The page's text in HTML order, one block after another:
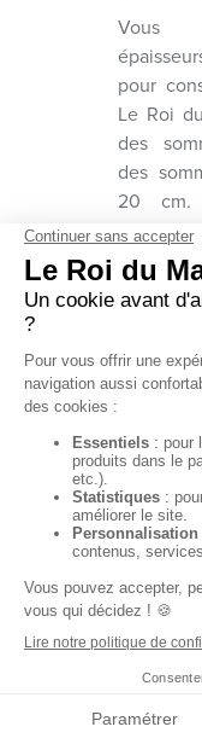
Vous
pour
Le Roi
des
des
20 cm.
l’ajout
votre
votre lit
auprès
magasin.
LE